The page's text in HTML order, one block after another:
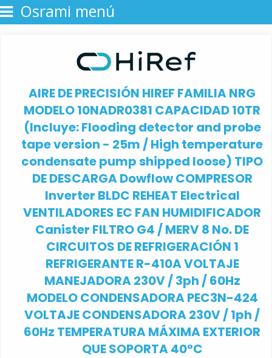
Osrami menú
AIRE DE PRECISIÓN HIREF FAMILIA NRG
MODELO 10NADR0381 CAPACIDAD 10TR
(Incluye: Flooding detector and probe
tape version - 25m / High temperature
condensate pump shipped loose) TIPO
DE DESCARGA Dowflow COMPRESOR
Inverter BLDC REHEAT Electrical
VENTILADORES EC FAN HUMIDIFICADOR
Canister FILTRO G4 / MERV 8 No. DE
CIRCUITOS DE REFRIGERACIÓN 1
REFRIGERANTE R-410A VOLTAJE
MANEJADORA 230V / 3ph / 60Hz
MODELO CONDENSADORA PEC3N-424
VOLTAJE CONDENSADORA 230V / 1ph /
60Hz TEMPERATURA MÁXIMA EXTERIOR
QUE SOPORTA 40°C